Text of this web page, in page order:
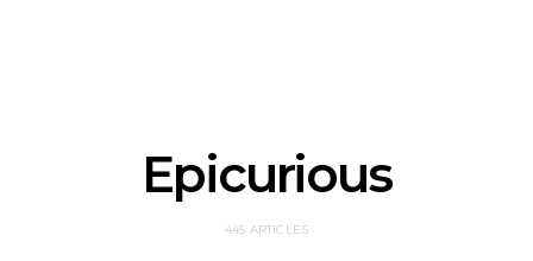
Epicurious
445 ARTICLES